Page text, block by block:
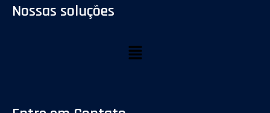
Nossas soluções